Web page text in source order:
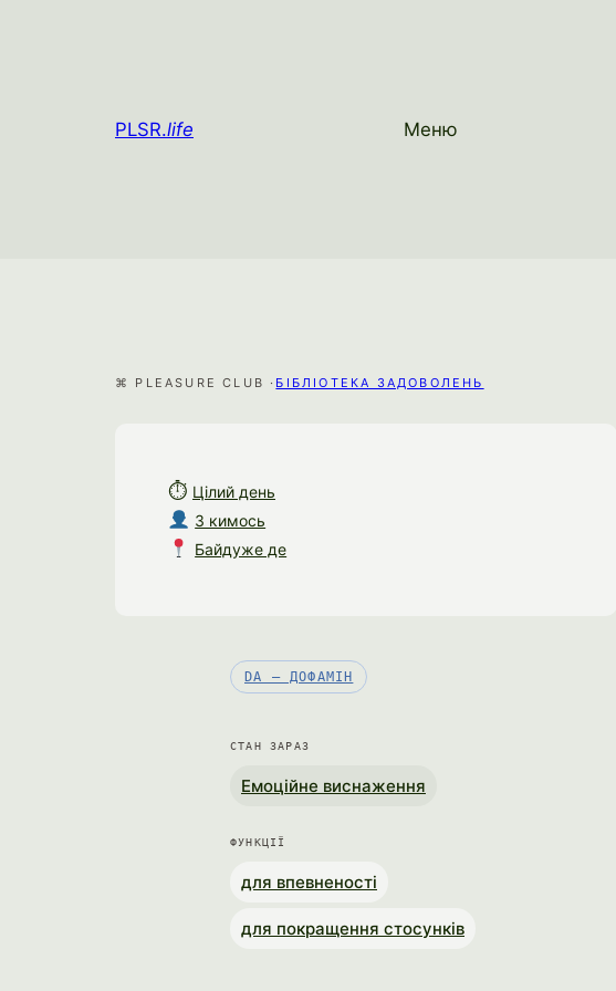
PLSR.life Меню
⌘ PLEASURE CLUB · БІБЛІОТЕКА ЗАДОВОЛЕНЬ
⏱ Цілий день
З кимось
Байдуже де
DA — ДОФАМІН
СТАН ЗАРАЗ
Емоційне виснаження
ФУНКЦІЇ
для впевненості
для покращення стосунків